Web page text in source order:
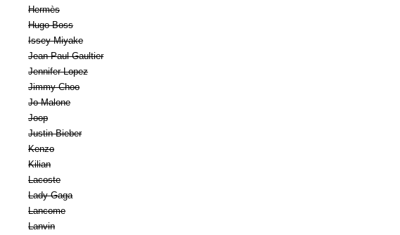
Hermès
Hugo Boss
Issey Miyake
Jean Paul Gaultier
Jennifer Lopez
Jimmy Choo
Jo Malone
Joop
Justin Bieber
Kenzo
Kilian
Lacoste
Lady Gaga
Lancome
Lanvin